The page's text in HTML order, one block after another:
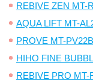
REBIVE ZEN MT-
AQUA LIFT MT-
PROVE MT-PV22B
HIHO FINE
REBIVE PRO MT-